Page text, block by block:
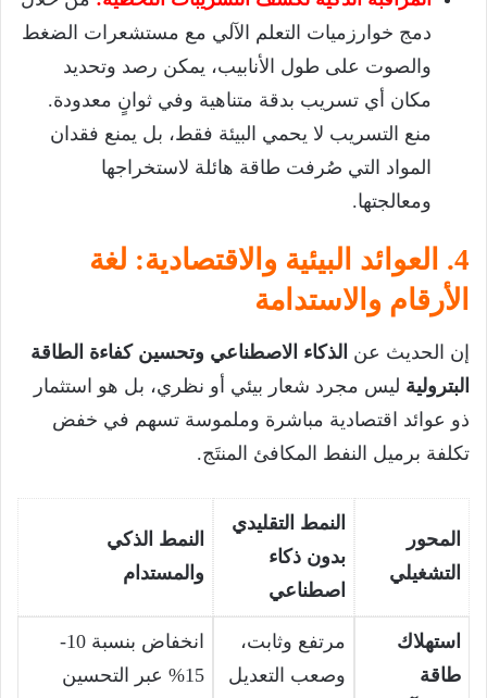
دمج خوارزميات التعلم الآلي مع مستشعرات الضغط
والصوت على طول الأنابيب، يمكن رصد وتحديد
مكان أي تسريب بدقة متناهية وفي ثوانٍ معدودة.
منع التسريب لا يحمي البيئة فقط، بل يمنع فقدان
المواد التي صُرفت طاقة هائلة لاستخراجها
ومعالجتها.
4. العوائد البيئية والاقتصادية: لغة
الأرقام والاستدامة
إن الحديث عن الذكاء الاصطناعي وتحسين كفاءة الطاقة
البترولية ليس مجرد شعار بيئي أو نظري، بل هو استثمار
ذو عوائد اقتصادية مباشرة وملموسة تسهم في خفض
تكلفة برميل النفط المكافئ المنتَج.
المحور
التشغيلي
النمط التقليدي
بدون ذكاء
اصطناعي
النمط الذكي
والمستدام
استهلاك
طاقة
مرتفع وثابت،
وصعب التعديل
انخفاض بنسبة 10-
15% عبر التحسين